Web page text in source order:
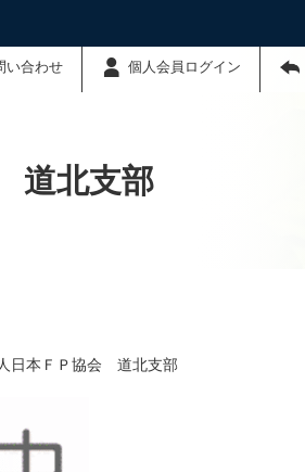
い合わせ 個人会員ログイン
道北支部
日本ＦＰ協会 道北支部